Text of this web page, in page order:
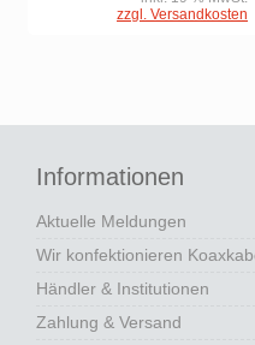
zzgl. Versandkosten
Informationen
Aktuelle Meldungen
Wir konfektionieren
Händler & Institutionen
Zahlung & Versand